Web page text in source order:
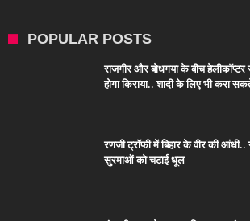
POPULAR POSTS
राजगीर और बोधगया के बीच हेलीकॉप्टर
होगा किराया.. शादी के लिए भी करा
रणजी ट्रॉफी में बिहार के वीर की
सुरमाओं को चटाई धूल